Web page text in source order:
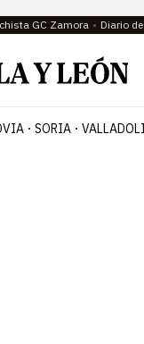
GC Zamora Diario
SORIA